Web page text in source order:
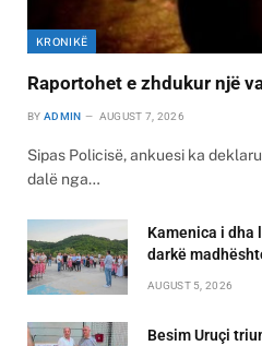
KRONIKË
Raportohet e zhdukur një
BY ADMIN AUGUST 7, 2026
Sipas Policisë, ankuesi ka
dalë nga…
Kamenica i dha
darkë
AUGUST 5, 2026
Besim Uruçi